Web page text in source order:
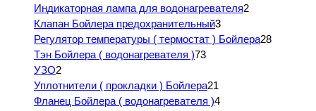
Индикаторная лампа для водонагревателя2
Клапан Бойлера предохранительный3
Регулятор температуры ( термостат ) Бойлера28
Тэн Бойлера ( водонагревателя )73
УЗО2
Уплотнители ( прокладки ) Бойлера21
Фланец Бойлера ( водонагревателя )4